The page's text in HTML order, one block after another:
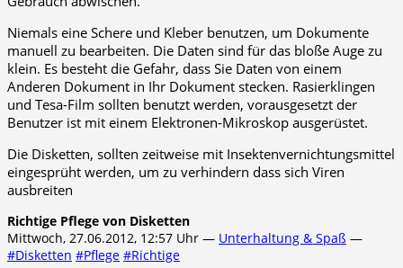
Niemals eine Schere und Kleber benutzen, um Dokumente
manuell zu bearbeiten. Die Daten sind für das bloße Auge zu
klein. Es besteht die Gefahr, dass Sie Daten von einem
Anderen Dokument in Ihr Dokument stecken. Rasierklingen
und Tesa-Film sollten benutzt werden, vorausgesetzt der
Benutzer ist mit einem Elektronen-Mikroskop ausgerüstet.
Die Disketten, sollten zeitweise mit Insektenvernichtungsmittel
eingesprüht werden, um zu verhindern dass sich Viren
ausbreiten
Richtige Pflege von Disketten
Mittwoch, 27.06.2012, 12:57 Uhr — Unterhaltung & Spaß —
#Disketten #Pflege #Richtige